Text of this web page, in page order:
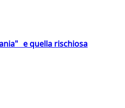
e quella rischiosa